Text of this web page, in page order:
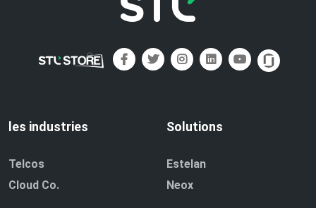
les industries
Telcos
Cloud Co.
Solutions
Estelan
Neox